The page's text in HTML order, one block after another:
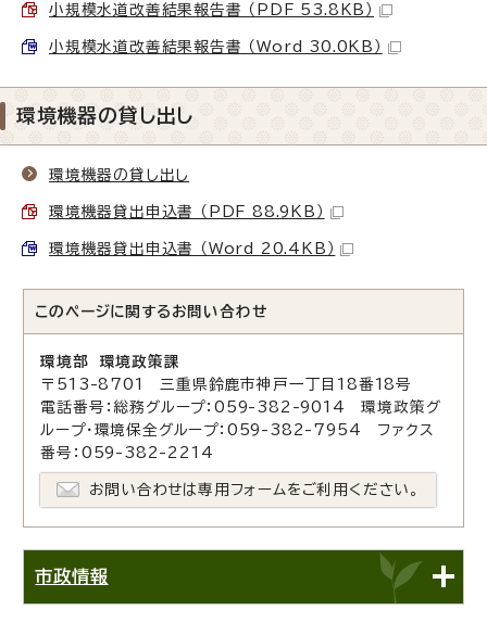
小規模水道改善結果報告書 （PDF 53.8KB）
小規模水道改善結果報告書 （Word 30.0KB）
環境機器の貸し出し
環境機器の貸し出し
環境機器貸出申込書 （PDF 88.9KB）
環境機器貸出申込書 （Word 20.4KB）
このページに関する お問い合わせ
環境部 環境政策課
〒513-8701 三重県鈴鹿市神戸一丁目18番18号
電話番号：総務グループ：059-382-9014 環境政策グ
ループ・環境保全グループ：059-382-7954 ファクス
番号：059-382-2214
お問い合わせは専用フォームをご利用ください。
市政情報